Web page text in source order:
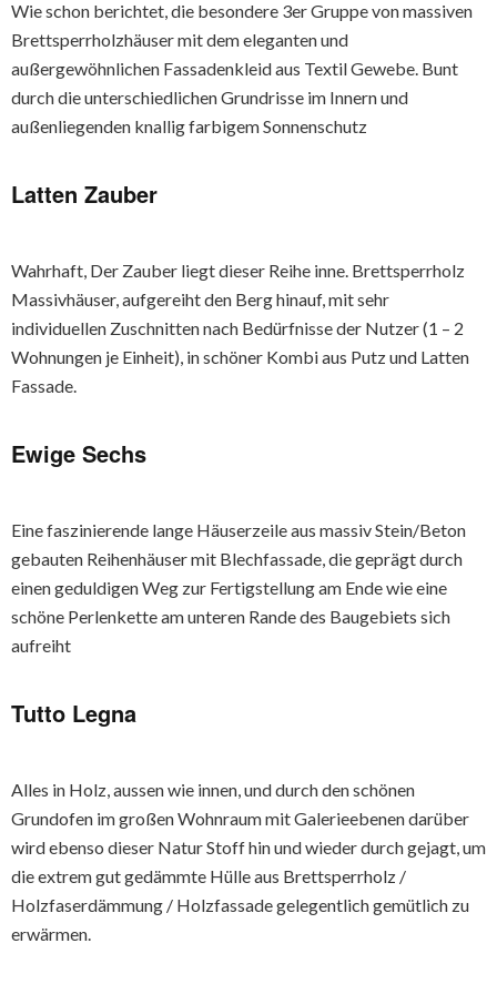
Wie schon berichtet, die besondere 3er Gruppe von massiven
Brettsperrholzhäuser mit dem eleganten und
außergewöhnlichen Fassadenkleid aus Textil Gewebe. Bunt
durch die unterschiedlichen Grundrisse im Innern und
außenliegenden knallig farbigem Sonnenschutz
Latten Zauber
Wahrhaft, Der Zauber liegt dieser Reihe inne. Brettsperrholz
Massivhäuser, aufgereiht den Berg hinauf, mit sehr
individuellen Zuschnitten nach Bedürfnisse der Nutzer (1 – 2
Wohnungen je Einheit), in schöner Kombi aus Putz und Latten
Fassade.
Ewige Sechs
Eine faszinierende lange Häuserzeile aus massiv Stein/Beton
gebauten Reihenhäuser mit Blechfassade, die geprägt durch
einen geduldigen Weg zur Fertigstellung am Ende wie eine
schöne Perlenkette am unteren Rande des Baugebiets sich
aufreiht
Tutto Legna
Alles in Holz, aussen wie innen, und durch den schönen
Grundofen im großen Wohnraum mit Galerieebenen darüber
wird ebenso dieser Natur Stoff hin und wieder durch gejagt, um
die extrem gut gedämmte Hülle aus Brettsperrholz /
Holzfaserdämmung / Holzfassade gelegentlich gemütlich zu
erwärmen.